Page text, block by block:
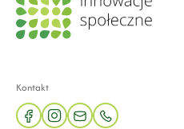
Kontakt
facebookinstagram
mail phone